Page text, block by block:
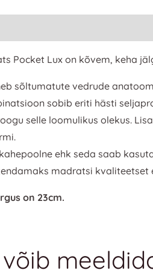
Pocket Lux on kõvem, keha
sõltumatute vedrude
sobib eriti hästi
selle loomulikus olekus.
ehk seda saab
madratsi kvaliteetset
on 23cm.
võib